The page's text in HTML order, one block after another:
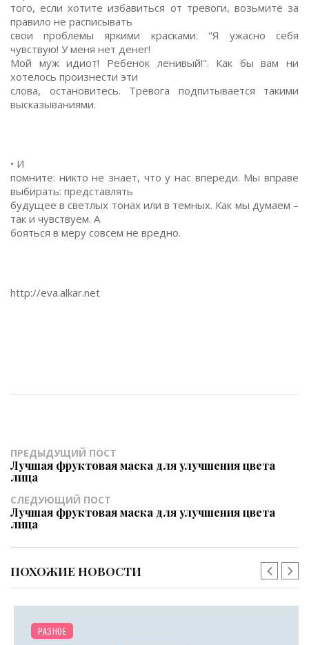
того, если хотите избавиться от тревоги, возьмите за
правило не расписывать
свои проблемы яркими красками: "Я ужасно себя
чувствую! У меня нет денег!
Мой муж идиот! Ребенок ленивый!". Как бы вам ни
хотелось произнести эти
слова, остановитесь. Тревога подпитывается такими
высказываниями.
• И
помните: никто не знает, что у нас впереди. Мы вправе
выбирать: представлять
будущее в светлых тонах или в темных. Как мы думаем –
так и чувствуем. А
бояться в меру совсем не вредно.
http://eva.alkar.net
ПРЕДЫДУЩИЙ ПОСТ
Лучшая фруктовая маска для улучшения цвета
лица
СЛЕДУЮЩИЙ ПОСТ
Лучшая фруктовая маска для улучшения цвета
лица
ПОХОЖИЕ НОВОСТИ
РАЗНОЕ